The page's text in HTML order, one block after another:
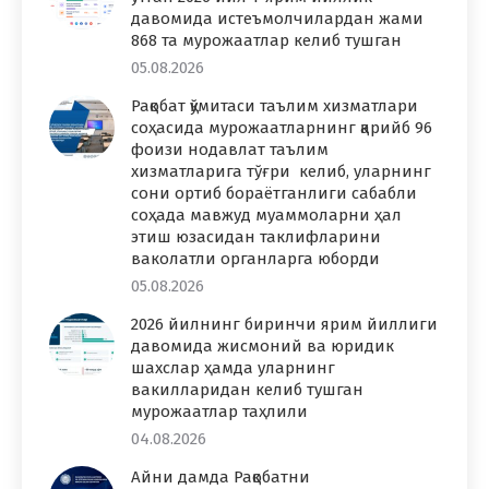
давомида истеъмолчилардан жами
868 та мурожаатлар келиб тушган
05.08.2026
Рақобат қўмитаси таълим хизматлари
соҳасида мурожаатларнинг қарийб 96
фоизи нодавлат таълим
хизматларига тўғри келиб, уларнинг
сони ортиб бораётганлиги сабабли
соҳада мавжуд муаммоларни ҳал
этиш юзасидан таклифларини
ваколатли органларга юборди
05.08.2026
2026 йилнинг биринчи ярим йиллиги
давомида жисмоний ва юридик
шахслар ҳамда уларнинг
вакилларидан келиб тушган
мурожаатлар таҳлили
04.08.2026
Айни дамда Рақобатни